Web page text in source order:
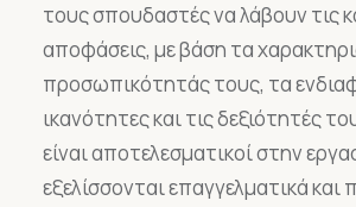
τους σπουδαστές να λάβουν τις
αποφάσεις, με βάση τα
προσωπικότητάς τους, τα
ικανότητες και τις δεξιότητές
είναι αποτελεσματικοί στην
εξελίσσονται επαγγελματικά